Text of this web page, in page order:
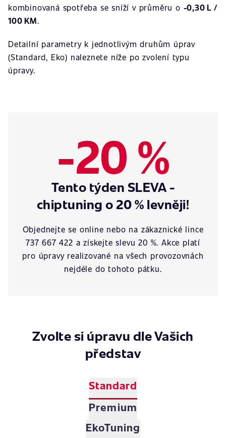
kombinovaná spotřeba se sníží v průměru o -0,30 L /
100 KM.
Detailní parametry k jednotlivým druhům úprav
(Standard, Eko) naleznete níže po zvolení typu
úpravy.
-20 %
Tento týden SLEVA -
chiptuning o 20 % levněji!
Objednejte se online nebo na zákaznické lince
737 667 422 a získejte slevu 20 %. Akce platí
pro úpravy realizované na všech provozovnách
nejdéle do tohoto pátku.
Zvolte si úpravu dle Vašich
představ
Standard
Premium
EkoTuning